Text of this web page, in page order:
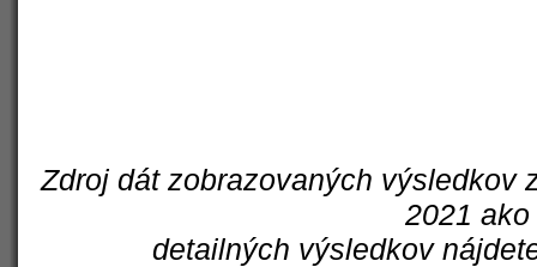
Zdroj dát zobrazovaných výsledkov
2021
detailných výsledkov